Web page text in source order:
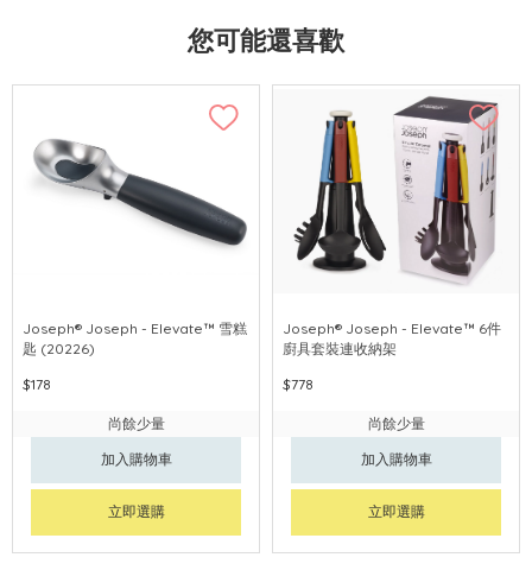
您可能還喜歡
Joseph® Joseph - Elevate™ 雪糕
匙 (20226)
$178
尚餘少量
加入購物車
立即選購
Joseph® Joseph - Elevate™ 6件
廚具套裝連收納架
$778
尚餘少量
加入購物車
立即選購